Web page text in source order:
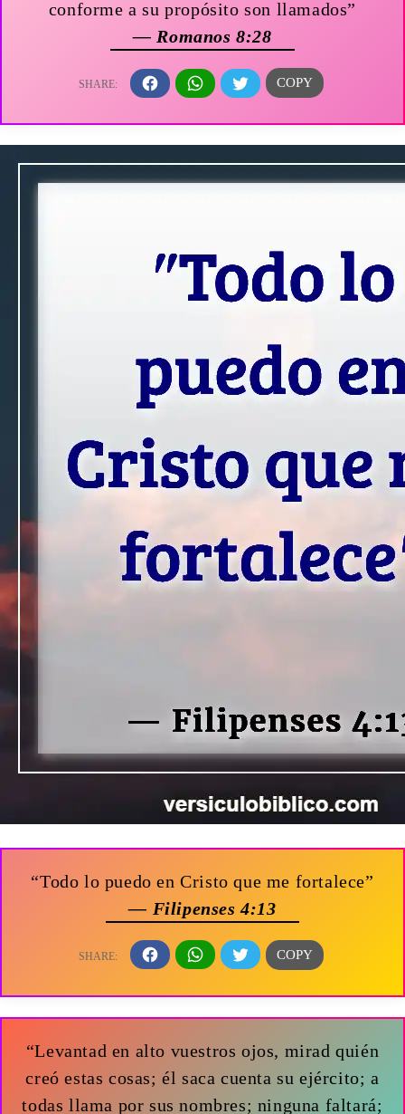
conforme a su propósito son llamados”
— Romanos 8:28
“Todo lo puedo en Cristo que me fortalece”
— Filipenses 4:13
“Levantad en alto vuestros ojos, mirad quién
creó estas cosas; él saca cuenta su ejército; a
todas llama por sus nombres; ninguna faltará;